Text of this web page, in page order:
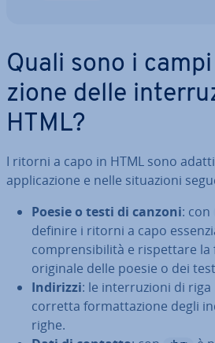
Quali sono i
zio­ne delle
HTML?
I ritorni a capo in HTML sono
ap­pli­ca­zio­ne e nelle si­tua­zio­ni
Poesie o testi di canzoni: con
definire i ritorni a capo
com­pren­si­bi­li­tà e ri­spet­ta­re
originale delle poesie o dei
Indirizzi: le in­ter­ru­zio­ni di riga
corretta for­mat­ta­zio­ne degli
righe.